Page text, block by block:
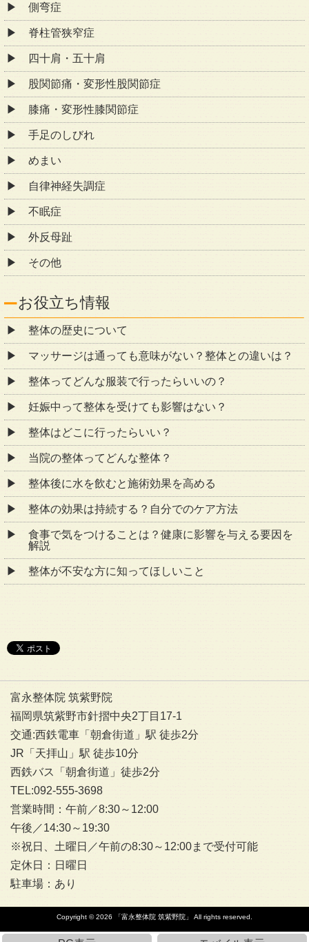
側弯症
脊柱管狭窄症
四十肩・五十肩
股関節痛・変形性股関節症
膝痛・変形性膝関節症
手足のしびれ
めまい
自律神経失調症
不眠症
外反母趾
その他
お役立ち情報
整体の歴史について
マッサージは通っても意味がない？整体との違いは？
整体ってどんな服装で行ったらいいの？
妊娠中って整体を受けても影響はない？
整体はどこに行ったらいい？
当院の整体ってどんな整体？
整体後に水を飲むと施術効果を高める
整体の効果は持続する？自分でのケア方法
食事で気をつけることは？健康に影響を与える要因を
解説
整体が不安な方に知ってほしいこと
富永整体院 筑紫野院
福岡県筑紫野市針摺中央2丁目17-1
交通:西鉄電車「朝倉街道」駅 徒歩2分
JR「天拝山」駅 徒歩10分
西鉄バス「朝倉街道」徒歩2分
TEL:092-555-3698
営業時間：午前／8:30～12:00
午後／14:30～19:30
※祝日、土曜日／午前の8:30～12:00まで受付可能
定休日：日曜日
駐車場：あり
Copyright © 2026 「富永整体院 筑紫野院」 All rights reserved.